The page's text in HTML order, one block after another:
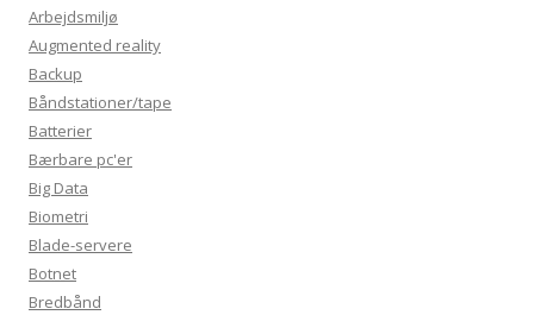
Arbejdsmiljø
Augmented reality
Backup
Båndstationer/tape
Batterier
Bærbare pc'er
Big Data
Biometri
Blade-servere
Botnet
Bredbånd